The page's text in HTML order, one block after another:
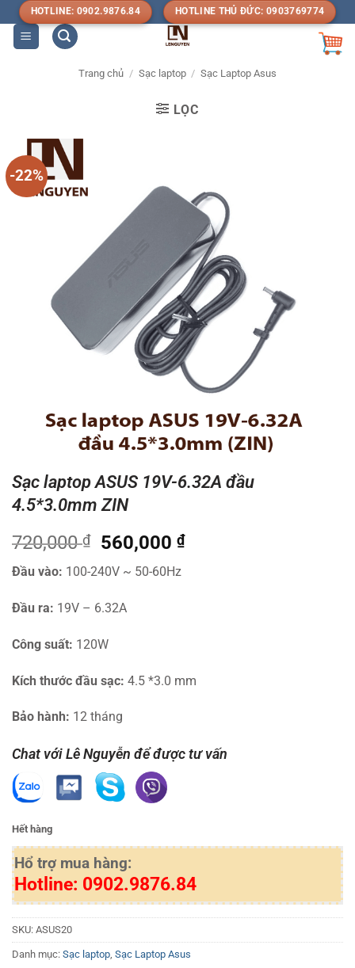
qua
nội
HOTLINE: 0902.9876.84 HOTLINE THỦ ĐỨC: 0903769774
Trang chủ / Sạc laptop / Sạc Laptop Asus
LỌC
-22%
Sạc laptop ASUS 19V-6.32A đầu
4.5*3.0mm ZIN
720,000₫
Giá
gốc
là:
720,000 ₫.
560,000₫Giá
Đầu vào: 100-240V ~ 50-60Hz
Đầu ra: 19V – 6.32A
Công suất: 120W
Kích thước đầu sạc: 4.5 *3.0 mm
Bảo hành: 12 tháng
Chat với Lê Nguyễn để được tư vấn
Hết hàng
Hổ trợ mua hàng:
Hotline: 0902.9876.84
SKU: ASUS20
Danh mục: Sạc laptop Sạc Laptop Asus